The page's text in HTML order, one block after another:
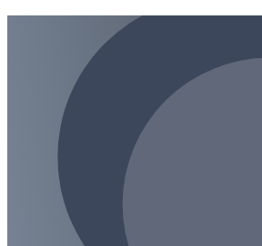
diesem Trend profitieren?